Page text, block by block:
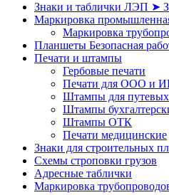
Знаки и таблички ЛЭП ➤
Маркировка
Маркировка
Планшеты Безопасная
Печати и штампы
Гербовые печати
Печати для ООО и
Штампы для путевых
Штампы
Штампы ОТК
Печати медицинские
Знаки для строительных
Схемы строповки грузов
Адресные таблички
Маркировка